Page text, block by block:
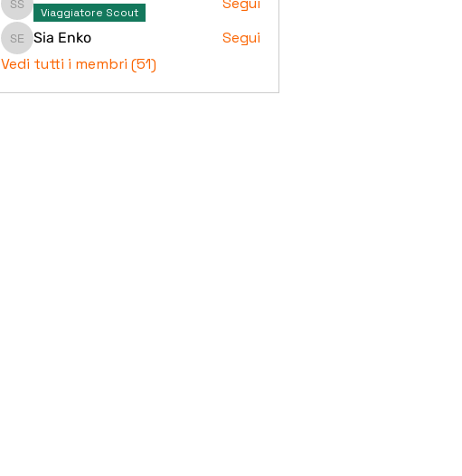
Sedda Sedda
Viaggiatore Scout
Sia Enko
Sia Enko
Segui
Vedi tutti i membri (51)